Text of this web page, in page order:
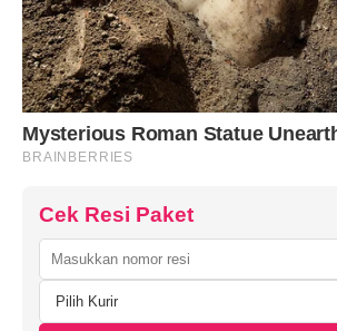
Cek Resi Paket